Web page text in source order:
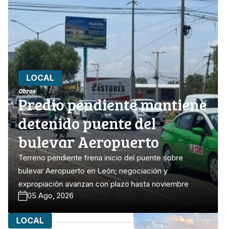
LOCAL
Obras
Predio pendiente mantiene
detenido puente del
bulevar Aeropuerto
Terreno pendiente frena inicio del puente sobre
bulevar Aeropuerto en León; negociación y
expropiación avanzan con plazo hasta noviembre
05 Ago, 2026
LOCAL